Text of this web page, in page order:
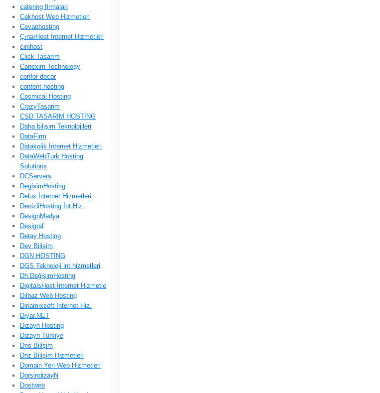
catering firmalari
Cekhost Web Hizmetleri
Cevaphosting
ÇınarHost İnternet Hizmetleri
cinihost
Click Tasarım
Conexim Technology
confor decor
content hosting
Cosmical Hosting
CrazyTasarim
CSD TASARIM HOSTİNG
Daha bilişim Teknolojileri
DataFirm
Datakolik İnternet Hizmetleri
DataWebTurk Hosting
Solutions
DCServers
DegisimHosting
Delux İnternet Hizmetleri
DenizliHosting İnt.Hiz.
DesignMedya
Desigraf
Detay Hosting
Dev Bilişim
DGN HOSTİNG
DGS Teknoloji int hizmetleri
Dh DeğişimHosting
DigitalsHost-İnternet Hizmetle
Dilbaz Web Hosting
Dinamixsoft İnternet Hiz.
Diyar.NET
Dizayn Hosting
Dizayn Türkiye
Dns Bilişim
Dnz Bilişim Hizmetleri
Domain Yeri Web Hizmetleri
DorsindizayN
Dostweb